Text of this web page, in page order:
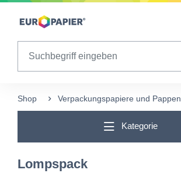
Table Of Content
Diese Produkte könnten Sie auch interessieren
Shop Verpackungspapiere und Pappen
Kategorie
Lompspack